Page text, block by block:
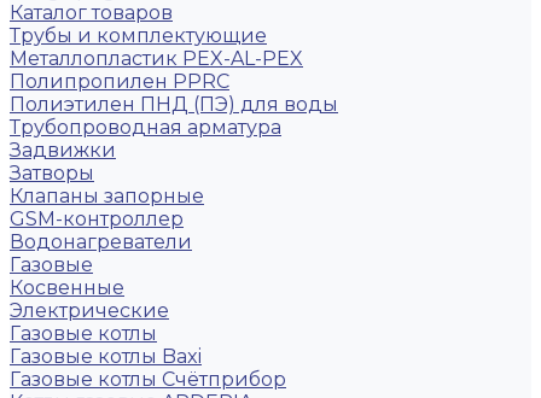
Каталог товаров
Трубы и комплектующие
Металлопластик PEX-AL-PEX
Полипропилен PPRC
Полиэтилен ПНД (ПЭ) для воды
Трубопроводная арматура
Задвижки
Затворы
Клапаны запорные
GSM-контроллер
Водонагреватели
Газовые
Косвенные
Электрические
Газовые котлы
Газовые котлы Baxi
Газовые котлы Счётприбор